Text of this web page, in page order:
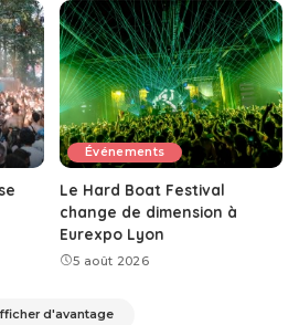
Événements
Le Hard Boat Festival
change de dimension à
Eurexpo Lyon
5 août 2026
d'avantage